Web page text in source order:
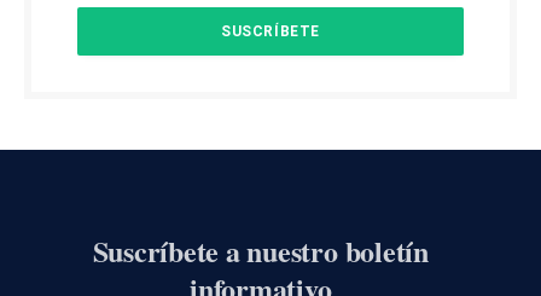
Suscríbete a nuestro boletín